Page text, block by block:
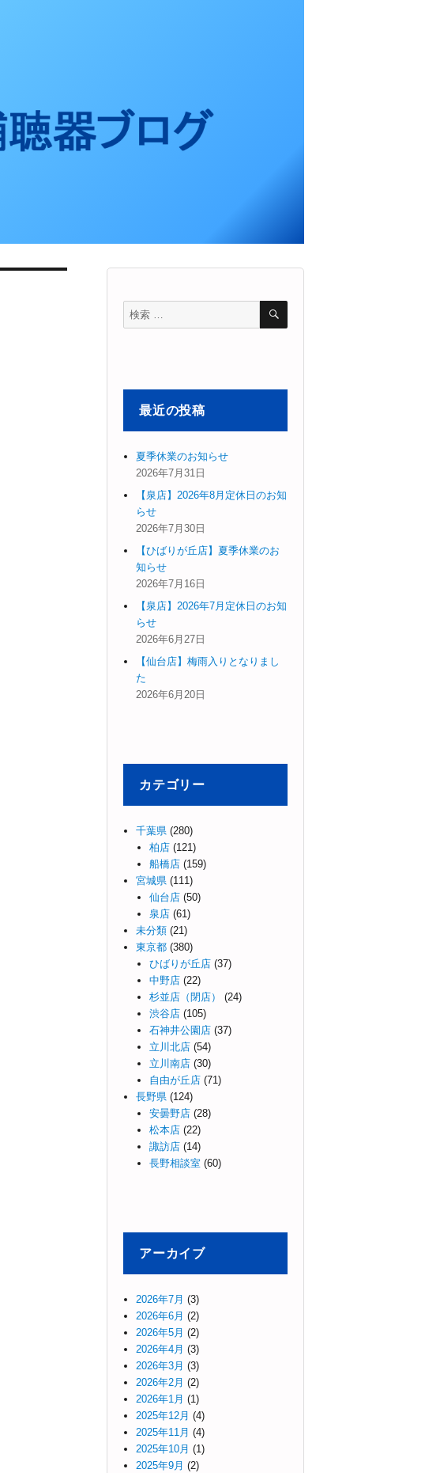
検
索
検
最近の投稿
夏季休業のお知らせ
2026年7月31日
【泉店】2026年8月定休日のお知
らせ
2026年7月30日
【ひばりが丘店】夏季休業のお
知らせ
2026年7月16日
【泉店】2026年7月定休日のお知
らせ
2026年6月27日
【仙台店】梅雨入りとなりまし
た
2026年6月20日
カテゴリー
千葉県 (280)
柏店(121)
船橋店(159)
宮城県 (111)
仙台店(50)
泉店(61)
未分類 (21)
東京都 (380)
ひばりが丘店(37)
中野店(22)
杉並店（閉店）
(24)
渋谷店(105)
石神井公園店(37)
立川北店(54)
立川南店(30)
自由が丘店(71)
長野県 (124)
安曇野店(28)
松本店(22)
諏訪店(14)
長野相談室(60)
アーカイブ
2026年7月 (3)
2026年6月 (2)
2026年5月 (2)
2026年4月 (3)
2026年3月 (3)
2026年2月 (2)
2026年1月 (1)
2025年12月 (4)
2025年11月 (4)
2025年10月 (1)
2025年9月 (2)